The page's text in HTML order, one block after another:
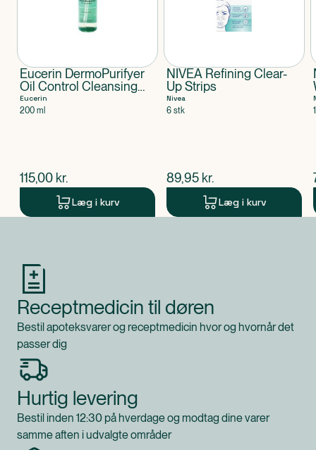
Eucerin DermoPurifyer
Oil Control Cleansing
Gel
Eucerin
200 ml
$nuværende pris
115,00 kr.
Læg i kurv
NIVEA Refining Clear-
Up Strips
Nivea
6 stk
$nuværende pris
89,95 kr.
Læg i kurv
Receptmedicin til døren
Bestil apoteksvarer og receptmedicin hvor og hvornår det
passer dig
Hurtig levering
Bestil inden 12:30 på hverdage og modtag dine varer
samme aften i udvalgte områder